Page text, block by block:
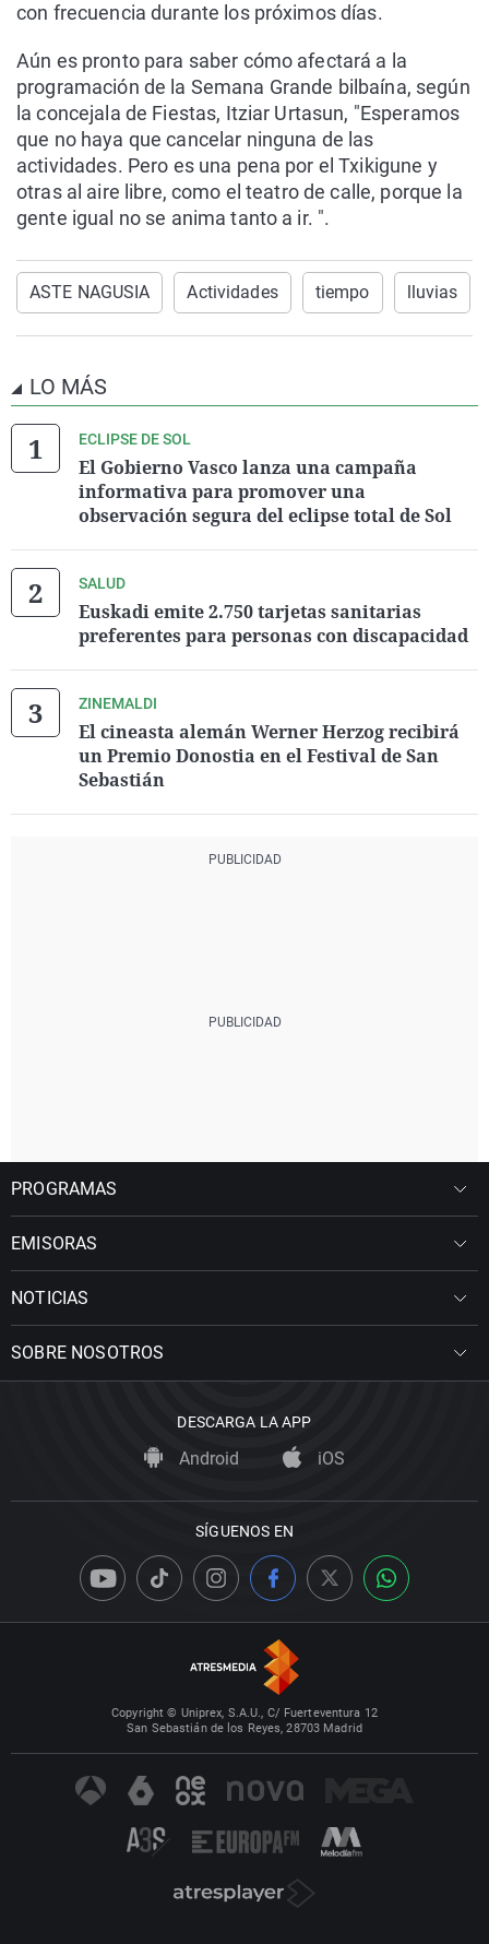
con frecuencia durante los próximos días.
Aún es pronto para saber cómo afectará a la
programación de la Semana Grande bilbaína, según
la concejala de Fiestas, Itziar Urtasun, "Esperamos
que no haya que cancelar ninguna de las
actividades. Pero es una pena por el Txikigune y
otras al aire libre, como el teatro de calle, porque la
gente igual no se anima tanto a ir. ".
ASTE NAGUSIA Actividades tiempo lluvias
LO MÁS
ECLIPSE DE SOL
El Gobierno Vasco lanza una campaña
informativa para promover una
observación segura del eclipse total de Sol
SALUD
Euskadi emite 2.750 tarjetas sanitarias
preferentes para personas con discapacidad
ZINEMALDI
El cineasta alemán Werner Herzog recibirá
un Premio Donostia en el Festival de San
Sebastián
PROGRAMAS
EMISORAS
NOTICIAS
SOBRE NOSOTROS
DESCARGA LA APP
Android iOS
SÍGUENOS EN
Copyright © Uniprex, S.A.U., C/ Fuerteventura 12
San Sebastián de los Reyes, 28703 Madrid